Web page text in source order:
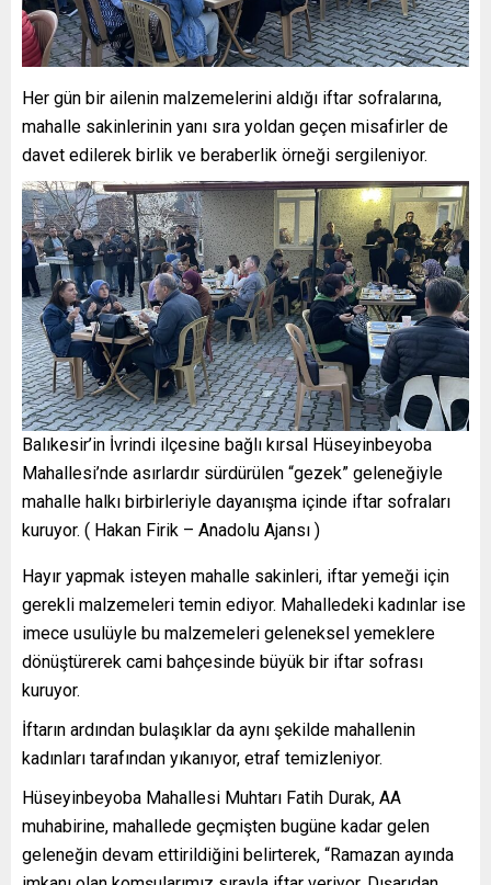
Her gün bir ailenin malzemelerini aldığı iftar sofralarına,
mahalle sakinlerinin yanı sıra yoldan geçen misafirler de
davet edilerek birlik ve beraberlik örneği sergileniyor.
Balıkesir’in İvrindi ilçesine bağlı kırsal Hüseyinbeyoba
Mahallesi’nde asırlardır sürdürülen “gezek” geleneğiyle
mahalle halkı birbirleriyle dayanışma içinde iftar sofraları
kuruyor. ( Hakan Firik – Anadolu Ajansı )
Hayır yapmak isteyen mahalle sakinleri, iftar yemeği için
gerekli malzemeleri temin ediyor. Mahalledeki kadınlar ise
imece usulüyle bu malzemeleri geleneksel yemeklere
dönüştürerek cami bahçesinde büyük bir iftar sofrası
kuruyor.
İftarın ardından bulaşıklar da aynı şekilde mahallenin
kadınları tarafından yıkanıyor, etraf temizleniyor.
Hüseyinbeyoba Mahallesi Muhtarı Fatih Durak, AA
muhabirine, mahallede geçmişten bugüne kadar gelen
geleneğin devam ettirildiğini belirterek, “Ramazan ayında